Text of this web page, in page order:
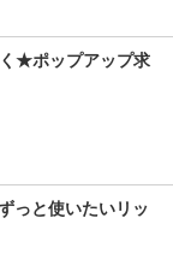
★ポップアップ求
っと使いたいリッ